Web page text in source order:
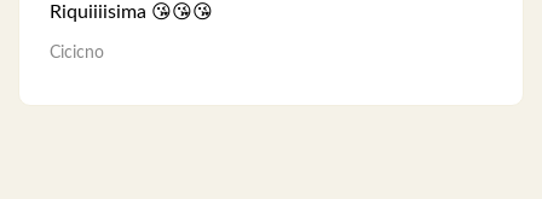
Riquiiiisima 😘😘😘
Cicicno